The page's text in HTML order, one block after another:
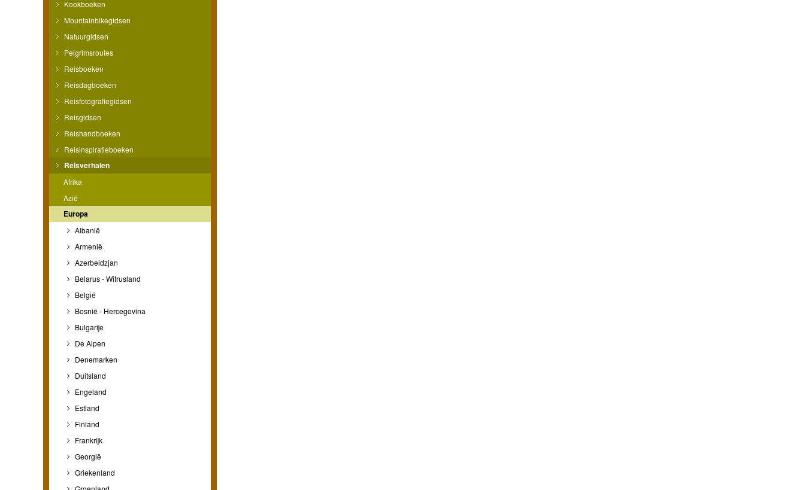
Kookboeken
Mountainbikegidsen
Natuurgidsen
Pelgrimsroutes
Reisboeken
Reisdagboeken
Reisfotografiegidsen
Reisgidsen
Reishandboeken
Reisinspiratieboeken
Reisverhalen
Afrika
Azië
Europa
Albanië
Armenië
Azerbeidzjan
Belarus - Witrusland
België
Bosnië - Hercegovina
Bulgarije
De Alpen
Denemarken
Duitsland
Engeland
Estland
Finland
Frankrijk
Georgië
Griekenland